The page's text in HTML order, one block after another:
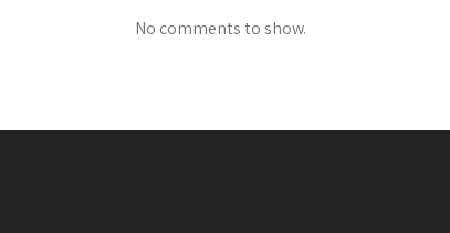
No comments to show.